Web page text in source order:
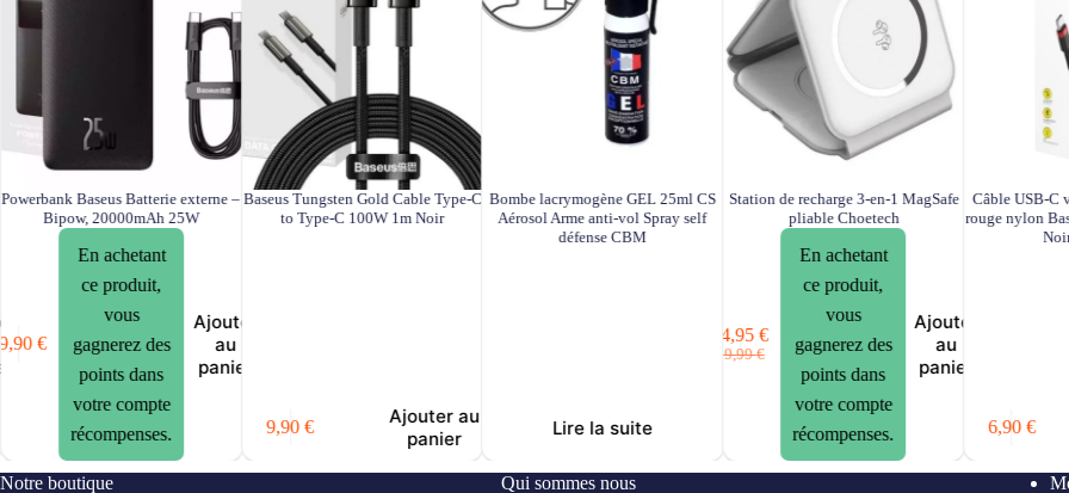
Powerbank Baseus Batterie externe –
Bipow, 20000mAh 25W
€
En achetant
ce produit,
vous
gagnerez des
points dans
votre compte
récompenses.
Ajouter
au
panier
Baseus Tungsten Gold Cable Type-C
to Type-C 100W 1m Noir
9,90 €
Ajouter au
panier
Bombe lacrymogène GEL 25ml CS
Aérosol Arme anti-vol Spray self
défense CBM
Lire la suite
Station de recharge 3-en-1 MagSafe
pliable Choetech
29,99€
Le
29,99 €.
24,95 €
Le
24,95 €.
En achetant
ce produit,
vous
gagnerez des
points dans
votre compte
récompenses.
Ajouter
au
panier
Câble USB-C
rouge nylon
6,90 €
Notre boutique Qui sommes nous